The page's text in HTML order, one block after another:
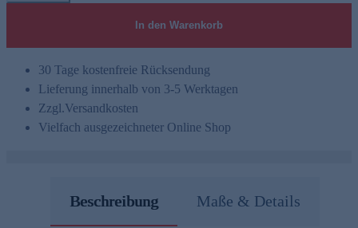
In den Warenkorb
30 Tage kostenfreie Rücksendung
Lieferung innerhalb von 3-5 Werktagen
Zzgl.Versandkosten
Vielfach ausgezeichneter Online Shop
Beschreibung Maße & Details